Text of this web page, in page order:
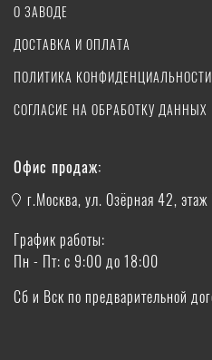
О ЗАВОДЕ
ДОСТАВКА И ОПЛАТА
ПОЛИТИКА КОНФИДЕНЦИАЛЬНОСТИ
СОГЛАСИЕ НА ОБРАБОТКУ ДАННЫХ
Офис продаж:
г.Москва, ул. Озёрная 42,
График работы:
Пн - Пт: с 9:00 до 18:00
Сб и Вск по предварительной